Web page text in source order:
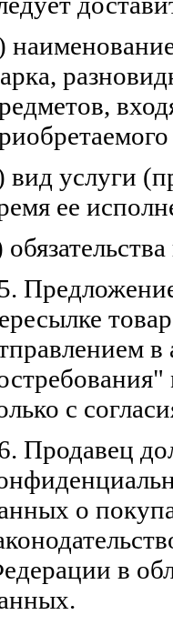
вид услуги
ее
с
Продавец
о
в